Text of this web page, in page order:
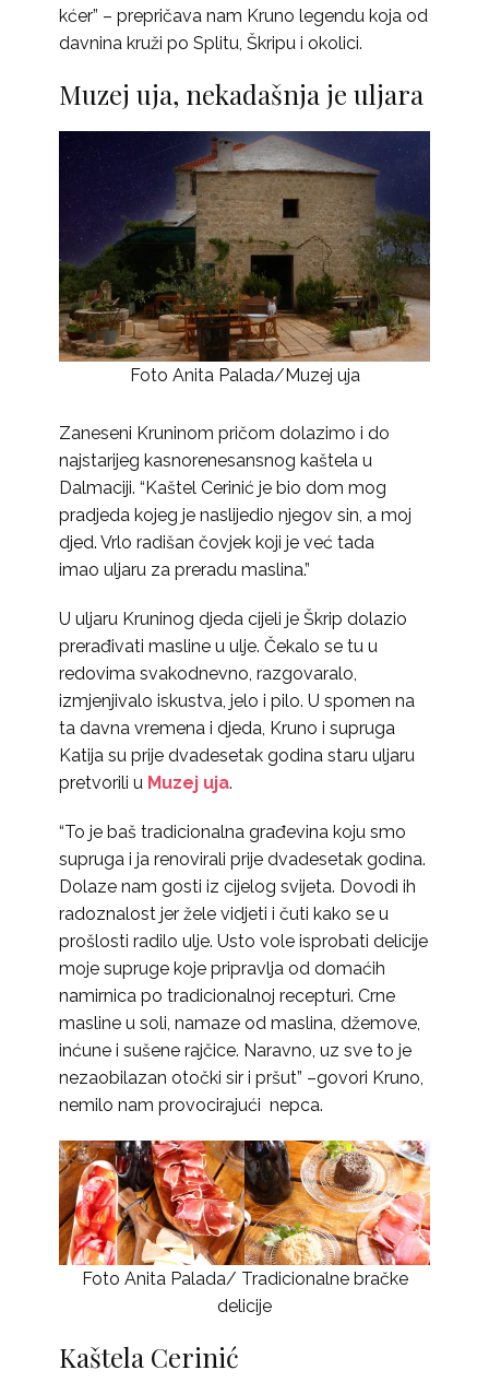
kćer” – prepričava nam Kruno legendu koja od
davnina kruži po Splitu, Škripu i okolici.
Muzej uja, nekadašnja je uljara
Foto Anita Palada/Muzej uja
Zaneseni Kruninom pričom dolazimo i do
najstarijeg kasnorenesansnog kaštela u
Dalmaciji. “Kaštel Cerinić je bio dom mog
pradjeda kojeg je naslijedio njegov sin, a moj
djed. Vrlo radišan čovjek koji je već tada
imao uljaru za preradu maslina.”
U uljaru Kruninog djeda cijeli je Škrip dolazio
prerađivati masline u ulje. Čekalo se tu u
redovima svakodnevno, razgovaralo,
izmjenjivalo iskustva, jelo i pilo. U spomen na
ta davna vremena i djeda, Kruno i supruga
Katija su prije dvadesetak godina staru uljaru
pretvorili u Muzej uja.
“To je baš tradicionalna građevina koju smo
supruga i ja renovirali prije dvadesetak godina.
Dolaze nam gosti iz cijelog svijeta. Dovodi ih
radoznalost jer žele vidjeti i čuti kako se u
prošlosti radilo ulje. Usto vole isprobati delicije
moje supruge koje pripravlja od domaćih
namirnica po tradicionalnoj recepturi. Crne
masline u soli, namaze od maslina, džemove,
inćune i sušene rajčice. Naravno, uz sve to je
nezaobilazan otočki sir i pršut” –govori Kruno,
nemilo nam provocirajući nepca.
Foto Anita Palada/ Tradicionalne bračke
delicije
Kaštela Cerinić